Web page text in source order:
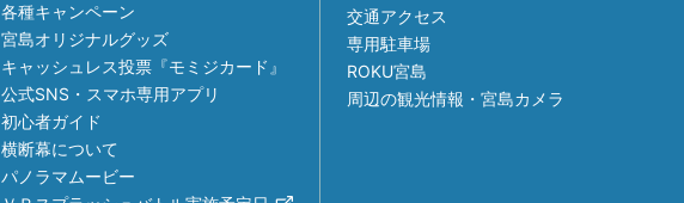
各種キャンペーン
宮島オリジナルグッズ
キャッシュレス投票『モミジカード』
公式SNS・スマホ専用アプリ
初心者ガイド
横断幕について
パノラマムービー
交通アクセス
専用駐車場
ROKU宮島
周辺の観光情報・宮島カメラ